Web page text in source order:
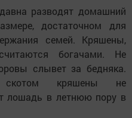
разводят домашний
достаточном для
семей. Кряшены,
богачами. Не
слывет за бедняка.
кряшены не
лошадь в летнюю пору в